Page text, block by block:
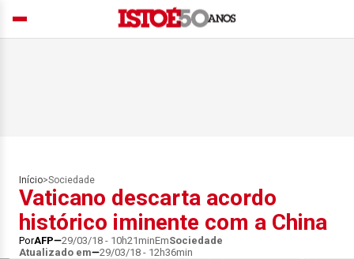
Início>Sociedade
Vaticano descarta acordo
histórico iminente com a China
PorAFP 29/03/18 - 10h21minEmSociedade
Atualizado em
29/03/18 - 12h36min